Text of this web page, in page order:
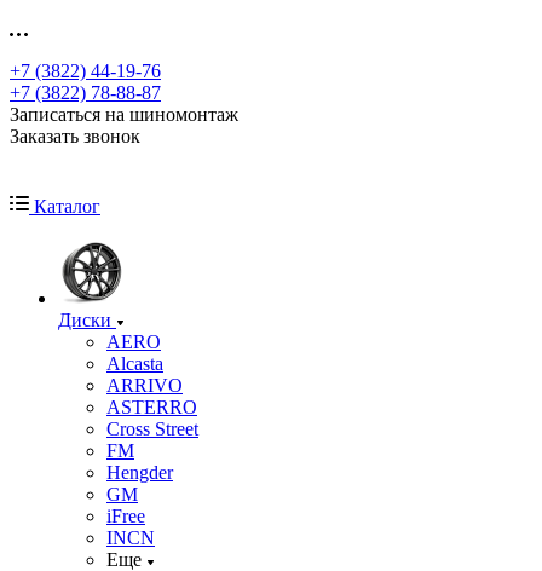
+7 (3822) 44-19-76
+7 (3822) 78-88-87
Записаться на шиномонтаж
Заказать звонок
Каталог
Диски
AERO
Alcasta
ARRIVO
ASTERRO
Cross Street
FM
Hengder
GM
iFree
INCN
Еще